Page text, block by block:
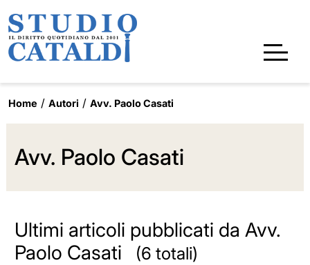
Home Autori Avv. Paolo Casati
Avv. Paolo Casati
Ultimi articoli pubblicati da Avv.
Paolo Casati
(6 totali)